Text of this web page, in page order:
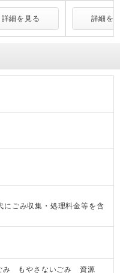
詳細を見る 詳細を
にごみ収集・処理料金等を含
み もやさないごみ 資源